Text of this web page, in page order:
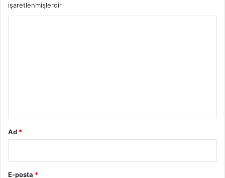
işaretlenmişlerdir
Ad *
E-posta *